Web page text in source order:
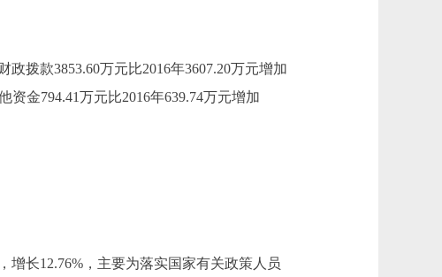
拨款3853.60万元比2016年3607.20万元增加
资金794.41万元比2016年639.74万元增加
长12.76%，主要为落实国家有关政策人员